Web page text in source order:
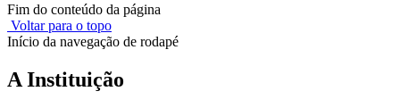
Fim do conteúdo da página
Voltar para o topo
Início da navegação de rodapé
A Instituição